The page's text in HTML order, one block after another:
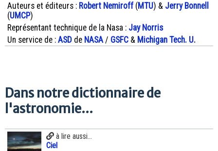
Auteurs et éditeurs : Robert Nemiroff(MTU) & Jerry Bonnell
(UMCP)
Représentant technique de la Nasa : Jay Norris
Un service de : ASD de NASA / GSFC & Michigan Tech. U.
Dans notre dictionnaire de
l'astronomie...
à lire aussi...
Ciel